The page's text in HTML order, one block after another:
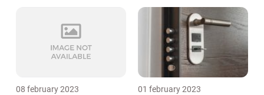
08 february 2023 01 february 2023